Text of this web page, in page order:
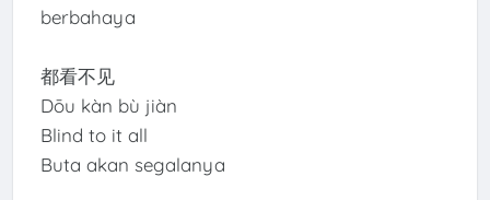
berbahaya
都看不见
Dōu kàn bù jiàn
Blind to it all
Buta akan segalanya